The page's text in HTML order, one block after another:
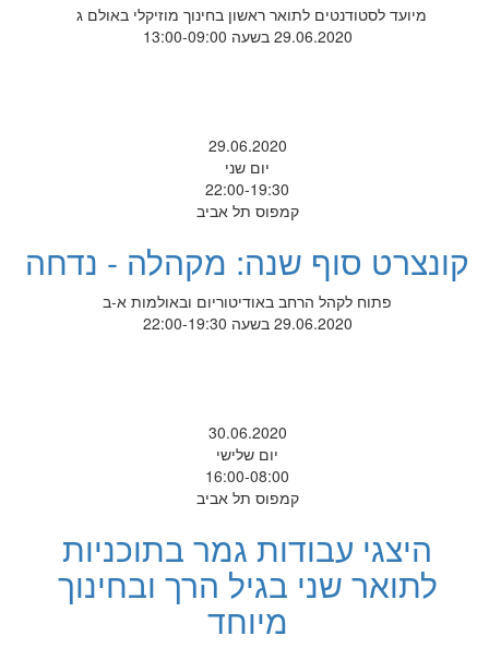
מיועד לסטודנטים לתואר ראשון בחינוך מוזיקלי באולם ג
29.06.2020 בשעה 13:00-09:00
29.06.2020
יום שני
22:00-19:30
קמפוס תל אביב
קונצרט סוף שנה: מקהלה - נדחה
פתוח לקהל הרחב באודיטוריום ובאולמות א-ב
29.06.2020 בשעה 22:00-19:30
30.06.2020
יום שלישי
16:00-08:00
קמפוס תל אביב
היצגי עבודות גמר בתוכניות
לתואר שני בגיל הרך ובחינוך
מיוחד